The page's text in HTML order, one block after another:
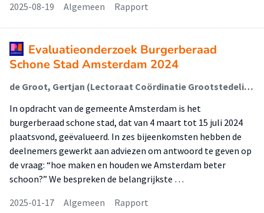
2025-08-19
Algemeen Rapport
Evaluatieonderzoek Burgerberaad
Schone Stad Amsterdam 2024
de Groot, Gertjan (Lectoraat Coördinatie Grootstedelijke Vraagstukken); Koetsenruijter, Rosa (Lectoraat Coördinatie Grootstedelijke Vraagstukken); Knoester, Bob (Rechtvaardige Stad); van Wijk, Eelco (Lectoraat Coördinatie Grootstedelijke Vraagstukken); van Viersen, Juliet; Bleijenberg, Christine; Bredenoort, Danique (Lectoraat Psychologie Voor Een Duurzame Stad); Renes, Reint Jan (Lectoraat Psychologie Voor Een Duurzame Stad)
In opdracht van de gemeente Amsterdam is het
burgerberaad schone stad, dat van 4 maart tot 15 juli 2024
plaatsvond, geëvalueerd. In zes bijeenkomsten hebben de
deelnemers gewerkt aan adviezen om antwoord te geven op
de vraag: “hoe maken en houden we Amsterdam beter
schoon?” We bespreken de belangrijkste …
2025-01-17
Algemeen Rapport